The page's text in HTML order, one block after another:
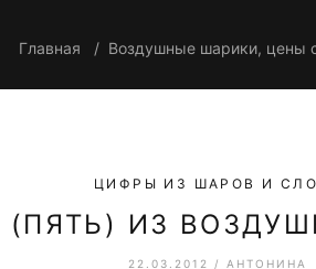
Главная Воздушные шарики, цены
ЦИФРЫ ИЗ ШАРОВ И
(ПЯТЬ) ИЗ
22.03.2012 / АНТОНИНА